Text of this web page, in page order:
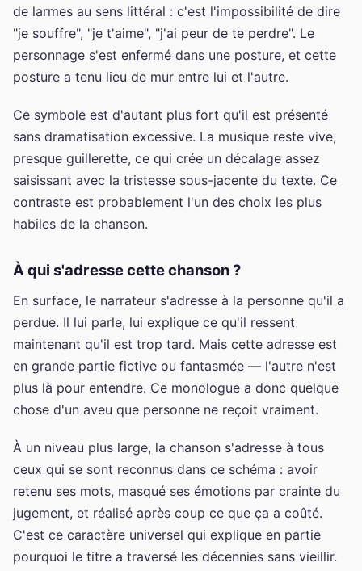
de larmes au sens littéral : c'est l'impossibilité de dire
"je souffre", "je t'aime", "j'ai peur de te perdre". Le
personnage s'est enfermé dans une posture, et cette
posture a tenu lieu de mur entre lui et l'autre.
Ce symbole est d'autant plus fort qu'il est présenté
sans dramatisation excessive. La musique reste vive,
presque guillerette, ce qui crée un décalage assez
saisissant avec la tristesse sous-jacente du texte. Ce
contraste est probablement l'un des choix les plus
habiles de la chanson.
À qui s'adresse cette chanson ?
En surface, le narrateur s'adresse à la personne qu'il a
perdue. Il lui parle, lui explique ce qu'il ressent
maintenant qu'il est trop tard. Mais cette adresse est
en grande partie fictive ou fantasmée — l'autre n'est
plus là pour entendre. Ce monologue a donc quelque
chose d'un aveu que personne ne reçoit vraiment.
À un niveau plus large, la chanson s'adresse à tous
ceux qui se sont reconnus dans ce schéma : avoir
retenu ses mots, masqué ses émotions par crainte du
jugement, et réalisé après coup ce que ça a coûté.
C'est ce caractère universel qui explique en partie
pourquoi le titre a traversé les décennies sans vieillir.